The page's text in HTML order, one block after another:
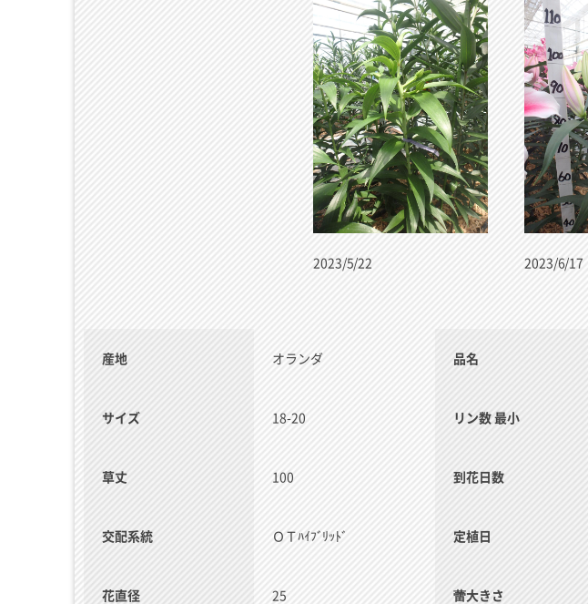
2023/5/22 2023/6/17
産地 オランダ 品名
サイズ 18-20 リン数 最小
草丈 100 到花日数
交配系統 ＯＴﾊｲﾌﾞﾘｯﾄﾞ 定植日
花直径 25 蕾大きさ